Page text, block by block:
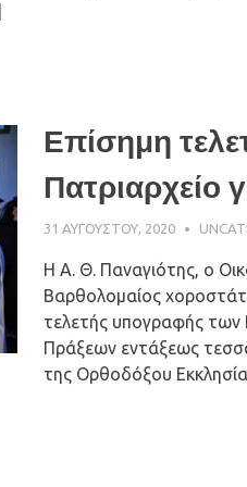
Επίσημη
Πατριαρχείο
31 ΑΥΓΟΎΣΤΟΥ, 2020 ΠΑΤΉΡ
Η Α. Θ. Παναγιότης, ο
Βαρθολομαίος
τελετής υπογραφής των
Πράξεων εντάξεως
της Ορθοδόξου